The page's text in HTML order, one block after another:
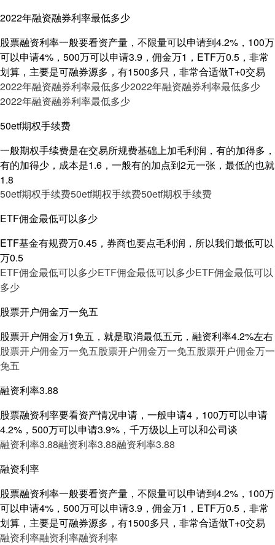
2022年融资融券利率最低多少
股票融资利率一般要看资产量，不限量可以申请到4.2%，100万
可以申请4%，500万可以申请3.9，佣金万1，ETF万0.5，非常
划算，主要是可融券源多，有1500多只，非常合适做T+0交易
2022年融资融券利率最低多少2022年融资融券利率最低多少
2022年融资融券利率最低多少
50etf期权手续费
一般期权手续费是在交易所规费基础上加毛利润，有的加得多，
有的加得少，成本是1.6，一般有的加点到2元一张，最低的也就
1.8
50etf期权手续费50etf期权手续费50etf期权手续费
ETF佣金最低可以多少
ETF基金有规费万0.45，券商也要点毛利润，所以我们最低可以
万0.5
ETF佣金最低可以多少ETF佣金最低可以多少ETF佣金最低可以
多少
股票开户佣金万一免五
股票开户佣金万1免五，就是取消最低五元，融资利率4.2%左右
股票开户佣金万一免五股票开户佣金万一免五股票开户佣金万一
免五
融资利率3.88
股票融资利率要看资产情况申请，一般申请4，100万可以申请
4.2%，500万可以申请3.9%，千万级以上可以和公司谈
融资利率3.88融资利率3.88融资利率3.88
融资利率
股票融资利率一般要看资产量，不限量可以申请到4.2%，100万
可以申请4%，500万可以申请3.9，佣金万1，ETF万0.5，非常
划算，主要是可融券源多，有1500多只，非常合适做T+0交易
融资利率融资利率融资利率